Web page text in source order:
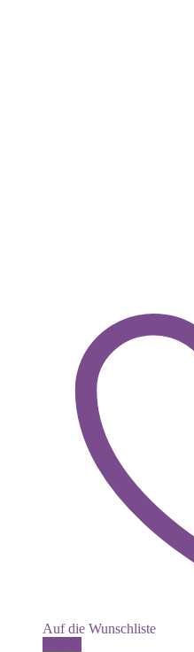
Auf die Wunschliste